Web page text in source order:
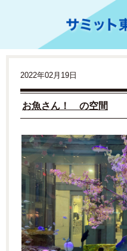
2022年02月19日
お魚さん！ の空間